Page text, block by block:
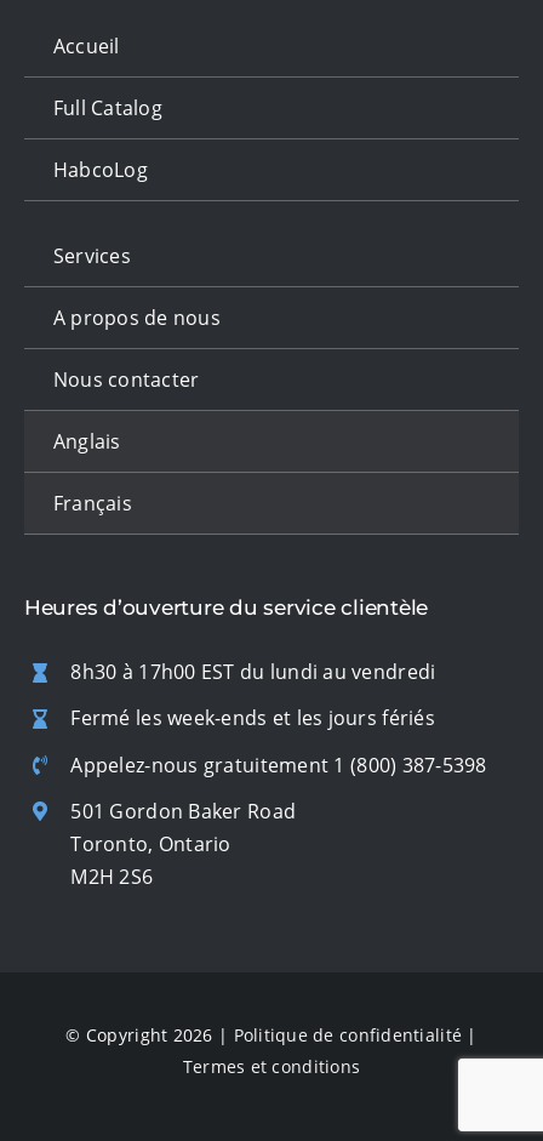
Accueil
Full Catalog
HabcoLog
Services
A propos de nous
Nous contacter
Anglais
Français
Heures d’ouverture du service clientèle
8h30 à 17h00 EST du lundi au vendredi
Fermé les week-ends et les jours fériés
Appelez-nous gratuitement 1 (800) 387-5398
501 Gordon Baker Road
Toronto, Ontario
M2H 2S6
© Copyright 2026 | Politique de confidentialité |
Termes et conditions